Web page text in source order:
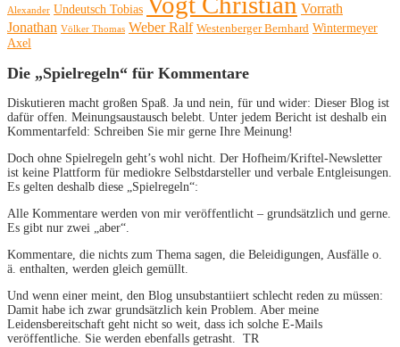
Alexander Undeutsch Tobias
Vorrath
Jonathan Völker Thomas Weber Ralf Westenberger Bernhard Wintermeyer
Axel
Die „Spielregeln“ für Kommentare
Diskutieren macht großen Spaß. Ja und nein, für und wider: Dieser Blog ist
dafür offen. Meinungsaustausch belebt. Unter jedem Bericht ist deshalb ein
Kommentarfeld: Schreiben Sie mir gerne Ihre Meinung!
Doch ohne Spielregeln geht’s wohl nicht. Der Hofheim/Kriftel-Newsletter
ist keine Plattform für mediokre Selbstdarsteller und verbale Entgleisungen.
Es gelten deshalb diese „Spielregeln“:
Alle Kommentare werden von mir veröffentlicht – grundsätzlich und gerne.
Es gibt nur zwei „aber“.
Kommentare, die nichts zum Thema sagen, die Beleidigungen, Ausfälle o.
ä. enthalten, werden gleich gemüllt.
Und wenn einer meint, den Blog unsubstantiiert schlecht reden zu müssen:
Damit habe ich zwar grundsätzlich kein Problem. Aber meine
Leidensbereitschaft geht nicht so weit, dass ich solche E-Mails
veröffentliche. Sie werden ebenfalls getrasht. TR